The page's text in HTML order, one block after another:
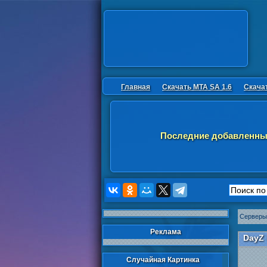
Главная Скачать MTA SA 1.6
Последние
Реклама
Случайная Картинка
Серверы
DayZ